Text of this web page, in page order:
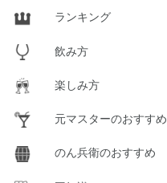
ランキング
飲み方
楽しみ方
元マスターのおすすめ
のん兵衛のおすすめ